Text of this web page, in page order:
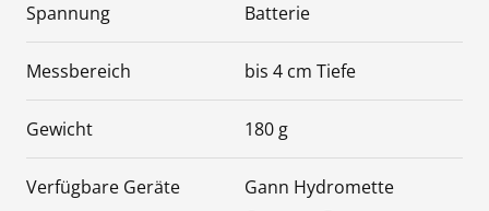
Spannung Batterie
Messbereich bis 4 cm Tiefe
Gewicht 180 g
Verfügbare Geräte
Gann Hydromette